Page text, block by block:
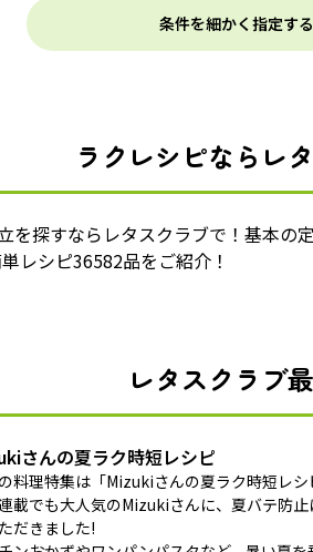
条件を細かく指定する
ラクレシピならレ
を探すならレタスクラブで！基本の
レシピ36582品をご紹介！
レタスクラブ
さんの夏ラク時短レシピ
料理特集は「Mizukiさんの夏ラク時短レシ
載でも大人気のMizukiさんに、夏バテ防
だきました!